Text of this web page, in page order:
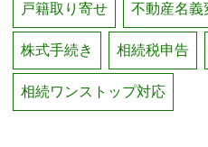
戸籍取り寄せ 不動産名義
株式手続き 相続税申告
相続ワンストップ対応